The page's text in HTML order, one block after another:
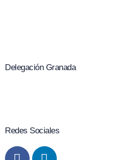
Delegación Granada
Redes Sociales